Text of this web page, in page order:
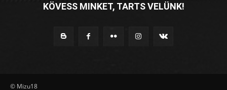
KÖVESS MINKET, TARTS VELÜNK!
© Mizu18